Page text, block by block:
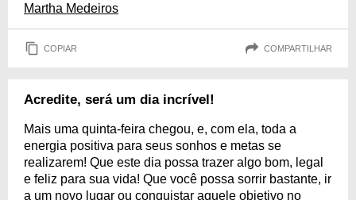
Martha Medeiros
COPIAR COMPARTILHAR
Acredite, será um dia incrível!
Mais uma quinta-feira chegou, e, com ela, toda a
energia positiva para seus sonhos e metas se
realizarem! Que este dia possa trazer algo bom, legal
e feliz para sua vida! Que você possa sorrir bastante, ir
a um novo lugar ou conquistar aquele objetivo no